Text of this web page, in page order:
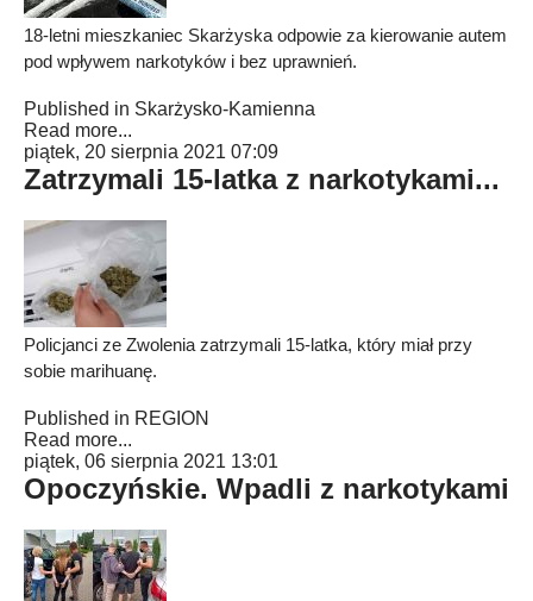
18-letni mieszkaniec Skarżyska odpowie za kierowanie autem
pod wpływem narkotyków i bez uprawnień.
Published in Skarżysko-Kamienna
Read more...
piątek, 20 sierpnia 2021 07:09
Zatrzymali 15-latka z narkotykami...
Policjanci ze Zwolenia zatrzymali 15-latka, który miał przy
sobie marihuanę.
Published in REGION
Read more...
piątek, 06 sierpnia 2021 13:01
Opoczyńskie. Wpadli z narkotykami